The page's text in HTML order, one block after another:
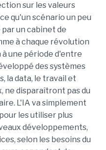
sur les valeurs
qu'un scénario un peu
un cabinet de
à chaque révolution
une période d'entre
des systèmes
la data, le travail et
ne disparaîtront pas du
L'IA va simplement
les utiliser plus
développements,
selon les besoins du